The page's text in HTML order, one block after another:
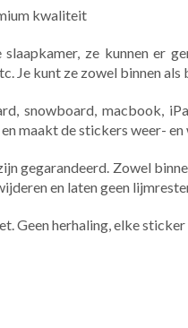
kwaliteit
ze kunnen er
Je kunt ze zowel binnen
snowboard, macbook,
maakt de stickers weer-
gegarandeerd. Zowel
en laten geen
​Geen herhaling, elke sticker